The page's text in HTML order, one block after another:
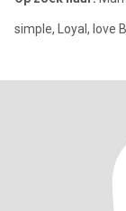
simple, Loyal, love